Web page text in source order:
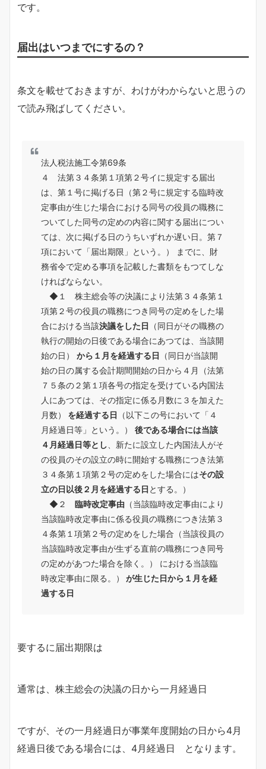
です。
届出はいつまでにするの？
条文を載せておきますが、わけがわからないと思うの
で読み飛ばしてください。
法人税法施工令第69条
４ 法第３４条第１項第２号イに規定する届出
は、第１号に掲げる日（第２号に規定する臨時改
定事由が生じた場合における同号の役員の職務に
ついてした同号の定めの内容に関する届出につい
ては、次に掲げる日のうちいずれか遅い日。第７
項において「届出期限」という。） までに、財
務省令で定める事項を記載した書類をもつてしな
ければならない。
◆１ 株主総会等の決議により法第３４条第１
項第２号の役員の職務につき同号の定めをした場
合における当該決議をした日
（同日がその職務の
執行の開始の日後である場合にあつては、当該開
始の日） から１月を経過する日
（同日が当該開
始の日の属する会計期間開始の日から４月（法第
７５条の２第１項各号の指定を受けている内国法
人にあつては、その指定に係る月数に３を加えた
月数）
を経過する日
（以下この号において「４
月経過日等」という。） 後である場合には当該
４月経過日等とし 、新たに設立した内国法人がそ
の役員のその設立の時に開始する職務につき法第
３４条第１項第２号の定めをした場合にはその設
立の日以後２月を経過する日 とする。）
◆２ 臨時改定事由 （当該臨時改定事由により
当該臨時改定事由に係る役員の職務につき法第３
４条第１項第２号の定めをした場合（当該役員の
当該臨時改定事由が生ずる直前の職務につき同号
の定めがあつた場合を除く。） における当該臨
時改定事由に限る。）
が生じた日から１月を経
過する日
要するに届出期限は
通常は、株主総会の決議の日から一月経過日
ですが、その一月経過日が事業年度開始の日から4月
経過日後である場合には、4月経過日 となります。